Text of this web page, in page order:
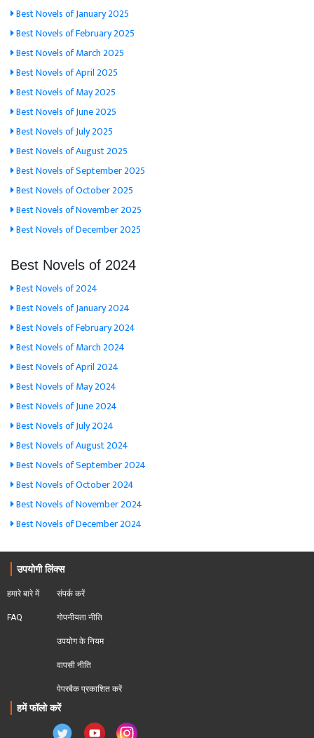
Best Novels of January 2025
Best Novels of February 2025
Best Novels of March 2025
Best Novels of April 2025
Best Novels of May 2025
Best Novels of June 2025
Best Novels of July 2025
Best Novels of August 2025
Best Novels of September 2025
Best Novels of October 2025
Best Novels of November 2025
Best Novels of December 2025
Best Novels of 2024
Best Novels of 2024
Best Novels of January 2024
Best Novels of February 2024
Best Novels of March 2024
Best Novels of April 2024
Best Novels of May 2024
Best Novels of June 2024
Best Novels of July 2024
Best Novels of August 2024
Best Novels of September 2024
Best Novels of October 2024
Best Novels of November 2024
Best Novels of December 2024
उपयोगी लिंक्स
हमारे बारे में
FAQ
संपर्क करें
गोपनीयता नीति
उपयोग के नियम
वापसी नीति
पेपरबैक प्रकाशित करें
हमें फॉलो करें